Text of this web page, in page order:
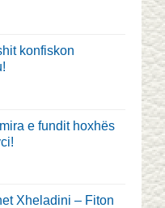
konfiskon
e fundit hoxhës
Xheladini – Fiton